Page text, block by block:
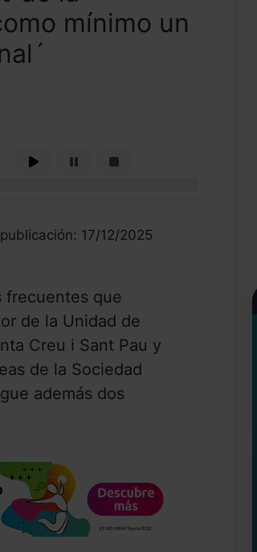
mínimo un
17/12/2025
frecuentes que
de la Unidad de
Creu i Sant Pau y
de la Sociedad
además dos